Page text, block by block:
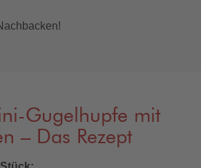
Gugelhupfe mit
– Das Rezept